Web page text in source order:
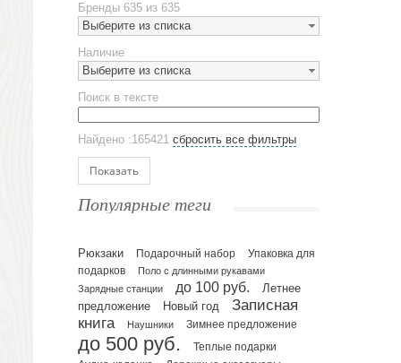
Наборы посуды
Предметы сервировки
Стаканы
Эко кружки
ЕВРОПОСУДА
Аксессуары
Ежедневники и блокноты
Датированные ежедневники
Планинги и телефонные книжки
Планинги датированные
Планинги недатированные
Телефонные книжки
Еженедельники
Бренды 635 из 635
Выберите из списка
Наличие
Выберите из списка
Поиск в тексте
Найдено :165421 сбросить все фильтры
Показать
Популярные теги
Рюкзаки Подарочный набор
Упаковка для
подарков
Поло с длинными рукавами
Зарядные станции
до 100 руб.
Летнее
предложение
Новый год
Записная
книга
Наушники Зимнее предложение
до 500 руб.
Теплые подарки